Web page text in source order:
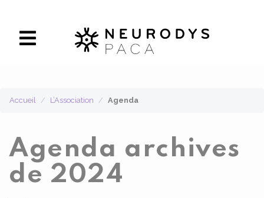
Accueil L’Association Agenda
Agenda archives
de 2024